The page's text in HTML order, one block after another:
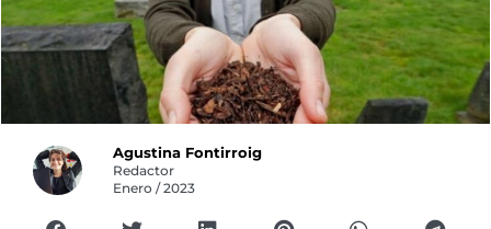
Agustina Fontirroig
Redactor
Enero / 2023